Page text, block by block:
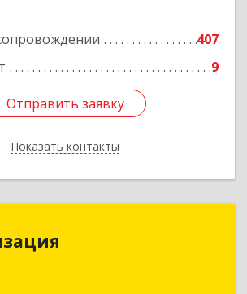
407
9
Отправить заявку
Показать контакты
Отправить заявку
Назад
обл, Смоленск г, Марии